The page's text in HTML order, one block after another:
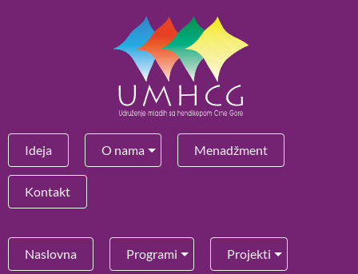
Ideja O nama Menadžment
Kontakt
Naslovna Programi Projekti